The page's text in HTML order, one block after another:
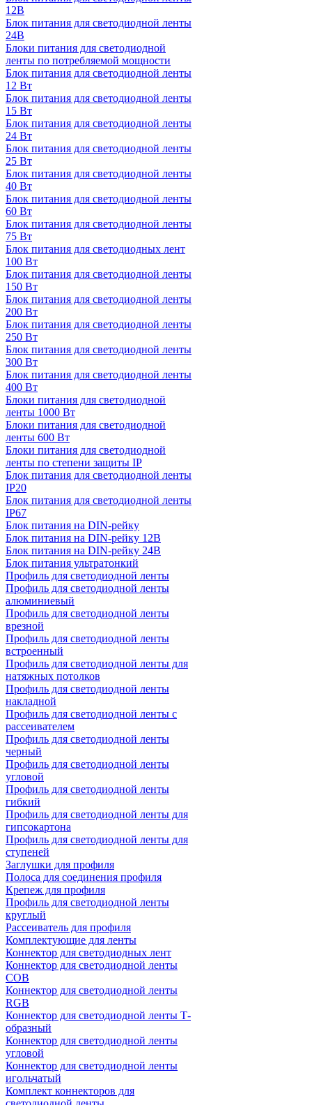
12В
Блок питания для светодиодной ленты
24В
Блоки питания для светодиодной
ленты по потребляемой мощности
Блок питания для светодиодной ленты
12 Вт
Блок питания для светодиодной ленты
15 Вт
Блок питания для светодиодной ленты
24 Вт
Блок питания для светодиодной ленты
25 Вт
Блок питания для светодиодной ленты
40 Вт
Блок питания для светодиодной ленты
60 Вт
Блок питания для светодиодной ленты
75 Вт
Блок питания для светодиодных лент
100 Вт
Блок питания для светодиодной ленты
150 Вт
Блок питания для светодиодной ленты
200 Вт
Блок питания для светодиодной ленты
250 Вт
Блок питания для светодиодной ленты
300 Вт
Блок питания для светодиодной ленты
400 Вт
Блоки питания для светодиодной
ленты 1000 Вт
Блоки питания для светодиодной
ленты 600 Вт
Блоки питания для светодиодной
ленты по степени защиты IP
Блок питания для светодиодной ленты
IP20
Блок питания для светодиодной ленты
IP67
Блок питания на DIN-рейку
Блок питания на DIN-рейку 12В
Блок питания на DIN-рейку 24В
Блок питания ультратонкий
Профиль для светодиодной ленты
Профиль для светодиодной ленты
алюминиевый
Профиль для светодиодной ленты
врезной
Профиль для светодиодной ленты
встроенный
Профиль для светодиодной ленты для
натяжных потолков
Профиль для светодиодной ленты
накладной
Профиль для светодиодной ленты с
рассеивателем
Профиль для светодиодной ленты
черный
Профиль для светодиодной ленты
угловой
Профиль для светодиодной ленты
гибкий
Профиль для светодиодной ленты для
гипсокартона
Профиль для светодиодной ленты для
ступеней
Заглушки для профиля
Полоса для соединения профиля
Крепеж для профиля
Профиль для светодиодной ленты
круглый
Рассеиватель для профиля
Комплектующие для ленты
Коннектор для светодиодных лент
Коннектор для светодиодной ленты
COB
Коннектор для светодиодной ленты
RGB
Коннектор для светодиодной ленты Т-
образный
Коннектор для светодиодной ленты
угловой
Коннектор для светодиодной ленты
игольчатый
Комплект коннекторов для